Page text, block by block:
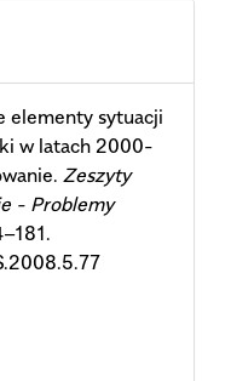
elementy sytuacji
w latach 2000-
Zeszyty
- Problemy